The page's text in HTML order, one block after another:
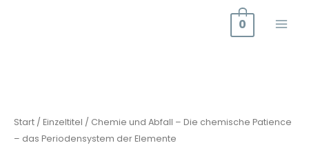
0
Start / Einzeltitel / Chemie und Abfall – Die chemische Patience
– das Periodensystem der Elemente
–
Die